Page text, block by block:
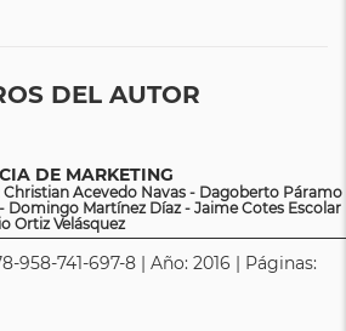
DEL AUTOR
DE MARKETING
Acevedo Navas - Dagoberto Páramo
Domingo Martínez Díaz - Jaime Cotes Escolar
Ortiz Velásquez
958-741-697-8 | Año: 2016 | Páginas: